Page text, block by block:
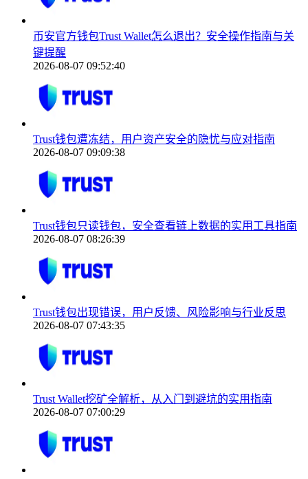
币安官方钱包Trust Wallet怎么退出？安全操作指南与关
键提醒
2026-08-07 09:52:40
Trust钱包遭冻结，用户资产安全的隐忧与应对指南
2026-08-07 09:09:38
Trust钱包只读钱包，安全查看链上数据的实用工具指南
2026-08-07 08:26:39
Trust钱包出现错误，用户反馈、风险影响与行业反思
2026-08-07 07:43:35
Trust Wallet挖矿全解析，从入门到避坑的实用指南
2026-08-07 07:00:29